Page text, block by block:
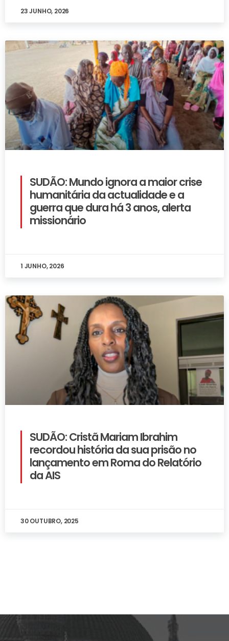
23 JUNHO, 2026
SUDÃO: Mundo ignora a maior crise
humanitária da actualidade e a
guerra que dura há 3 anos, alerta
missionário
1 JUNHO, 2026
SUDÃO: Cristã Mariam Ibrahim
recordou história da sua prisão no
lançamento em Roma do Relatório
da AIS
30 OUTUBRO, 2025